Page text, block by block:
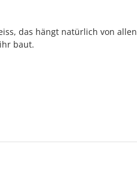
das hängt natürlich von allen
baut.